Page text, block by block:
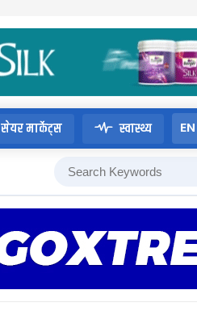
सेयर मार्केट्स स्वास्थ्य EN